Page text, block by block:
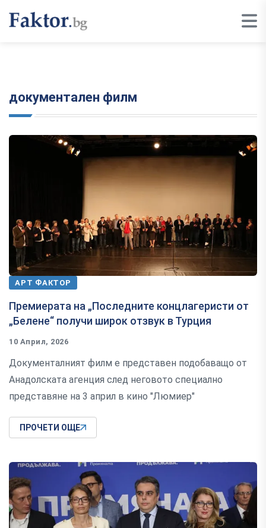
документален филм
АРТ ФАКТОР
Премиерата на „Последните концлагеристи от
„Белене“ получи широк отзвук в Турция
10 Април, 2026
Документалният филм е представен подобаващо от
Анадолската агенция след неговото специално
представяне на 3 април в кино "Люмиер"
ПРОЧЕТИ ОЩЕ